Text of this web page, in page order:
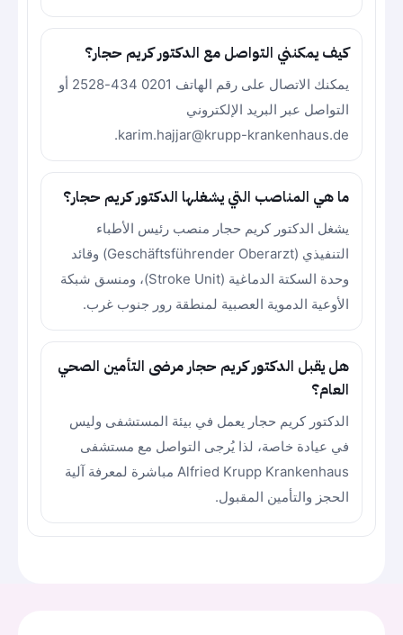
كيف يمكنني التواصل مع الدكتور كريم حجار؟
يمكنك الاتصال على رقم الهاتف 0201 434-2528 أو
التواصل عبر البريد الإلكتروني
karim.hajjar@krupp-krankenhaus.de.
ما هي المناصب التي يشغلها الدكتور كريم حجار؟
يشغل الدكتور كريم حجار منصب رئيس الأطباء
التنفيذي (Geschäftsführender Oberarzt) وقائد
وحدة السكتة الدماغية (Stroke Unit)، ومنسق شبكة
الأوعية الدموية العصبية لمنطقة رور جنوب غرب.
هل يقبل الدكتور كريم حجار مرضى التأمين الصحي
العام؟
الدكتور كريم حجار يعمل في بيئة المستشفى وليس
في عيادة خاصة، لذا يُرجى التواصل مع مستشفى
Alfried Krupp Krankenhaus مباشرة لمعرفة آلية
الحجز والتأمين المقبول.